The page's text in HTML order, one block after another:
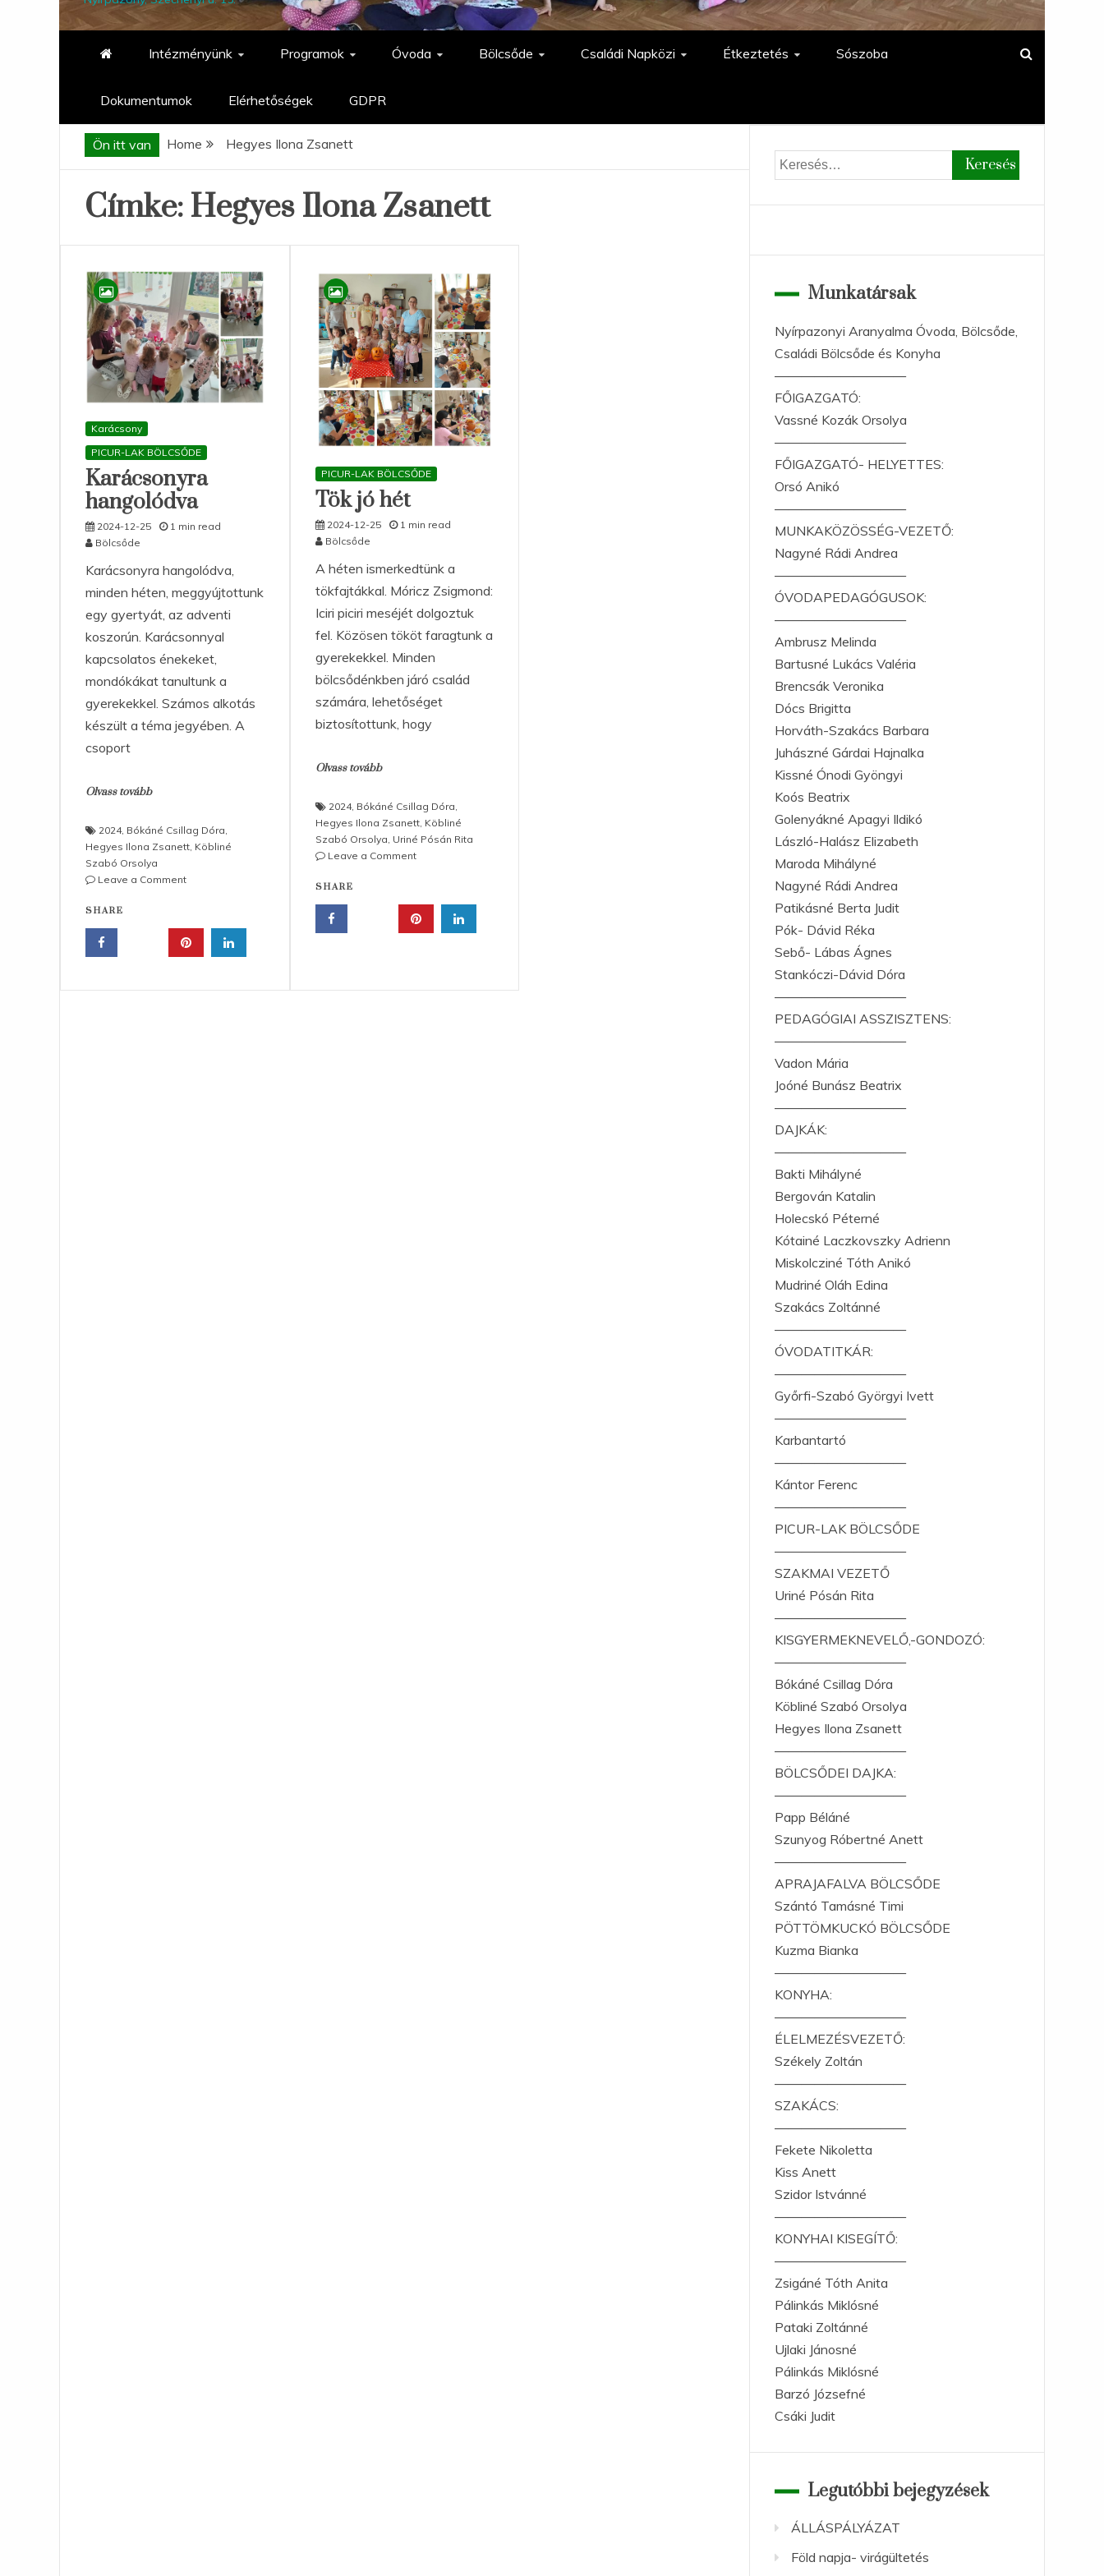
Intézményünk Programok Óvoda Bölcsőde Családi Napközi Étkeztetés Sószoba
Dokumentumok Elérhetőségek GDPR
Ön itt van Home Hegyes Ilona Zsanett
Címke: Hegyes Ilona Zsanett
Karácsony
PICUR-LAK BÖLCSŐDE
Karácsonyra
hangolódva
2024-12-25
1 min read
Bölcsőde
Karácsonyra hangolódva,
minden héten, meggyújtottunk
egy gyertyát, az adventi
koszorún. Karácsonnyal
kapcsolatos énekeket,
mondókákat tanultunk a
gyerekekkel. Számos alkotás
készült a téma jegyében. A
csoport
Olvass tovább
2024, Bókáné Csillag Dóra,
Hegyes Ilona Zsanett, Köbliné
Szabó Orsolya
Leave a Commenton
SHARE
PICUR-LAK BÖLCSŐDE
Tök jó hét
2024-12-25
1 min read
Bölcsőde
A héten ismerkedtünk a
tökfajtákkal. Móricz Zsigmond:
Iciri piciri meséjét dolgoztuk
fel. Közösen tököt faragtunk a
gyerekekkel. Minden
bölcsődénkben járó család
számára, lehetőséget
biztosítottunk, hogy
Olvass tovább
2024, Bókáné Csillag Dóra
Hegyes Ilona Zsanett, Köbliné
Szabó Orsolya Uriné Pósán Rita
Leave a Commenton
hét
SHARE
Keresés:
Munkatársak
Nyírpazonyi Aranyalma Óvoda, Bölcsőde,
Családi Bölcsőde és Konyha
——————————
FŐIGAZGATÓ:
Vassné Kozák Orsolya
——————————
FŐIGAZGATÓ- HELYETTES:
Orsó Anikó
——————————
MUNKAKÖZÖSSÉG-VEZETŐ:
Nagyné Rádi Andrea
——————————
ÓVODAPEDAGÓGUSOK:
——————————
Ambrusz Melinda
Bartusné Lukács Valéria
Brencsák Veronika
Dócs Brigitta
Horváth-Szakács Barbara
Juhászné Gárdai Hajnalka
Kissné Ónodi Gyöngyi
Koós Beatrix
Golenyákné Apagyi Ildikó
László-Halász Elizabeth
Maroda Mihályné
Nagyné Rádi Andrea
Patikásné Berta Judit
Pók- Dávid Réka
Sebő- Lábas Ágnes
Stankóczi-Dávid Dóra
——————————
PEDAGÓGIAI ASSZISZTENS:
——————————
Vadon Mária
Joóné Bunász Beatrix
——————————
DAJKÁK:
——————————
Bakti Mihályné
Bergován Katalin
Holecskó Péterné
Kótainé Laczkovszky Adrienn
Miskolcziné Tóth Anikó
Mudriné Oláh Edina
Szakács Zoltánné
——————————
ÓVODATITKÁR:
——————————
Győrfi-Szabó Györgyi Ivett
——————————
Karbantartó
——————————
Kántor Ferenc
——————————
PICUR-LAK BÖLCSŐDE
——————————
SZAKMAI VEZETŐ
Uriné Pósán Rita
——————————
KISGYERMEKNEVELŐ,-GONDOZÓ:
——————————
Bókáné Csillag Dóra
Köbliné Szabó Orsolya
Hegyes Ilona Zsanett
——————————
BÖLCSŐDEI DAJKA:
——————————
Papp Béláné
Szunyog Róbertné Anett
——————————
APRAJAFALVA BÖLCSŐDE
Szántó Tamásné Timi
PÖTTÖMKUCKÓ BÖLCSŐDE
Kuzma Bianka
——————————
KONYHA:
——————————
ÉLELMEZÉSVEZETŐ:
Székely Zoltán
——————————
SZAKÁCS:
——————————
Fekete Nikoletta
Kiss Anett
Szidor Istvánné
——————————
KONYHAI KISEGÍTŐ:
——————————
Zsigáné Tóth Anita
Pálinkás Miklósné
Pataki Zoltánné
Ujlaki Jánosné
Pálinkás Miklósné
Barzó Józsefné
Csáki Judit
Legutóbbi bejegyzések
ÁLLÁSPÁLYÁZAT
Föld napja- virágültetés